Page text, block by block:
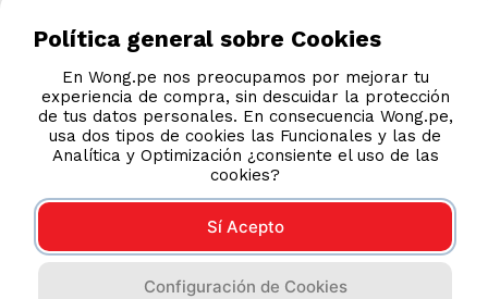
Política general sobre Cookies
En Wong.pe nos preocupamos por mejorar tu
experiencia de compra, sin descuidar la protección
de tus datos personales. En consecuencia Wong.pe,
usa dos tipos de cookies las Funcionales y las de
Analítica y Optimización ¿consiente el uso de las
cookies?
Sí Acepto
Configuración de Cookies